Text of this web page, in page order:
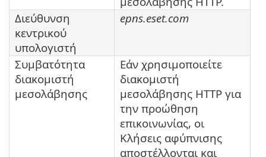
Διεύθυνση
κεντρικού
υπολογιστή
epns.eset.com
Συμβατότητα
διακομιστή
μεσολάβησης
Εάν χρησιμοποιείτε
διακομιστή
μεσολάβησης HTTP για
την προώθηση
επικοινωνίας, οι
Κλήσεις αφύπνισης
αποστέλλονται και